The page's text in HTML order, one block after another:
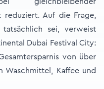
reduziert. Auf die Frage,
sei, verweist
Dubai Festival City:
von über
Waschmittel, Kaffee und